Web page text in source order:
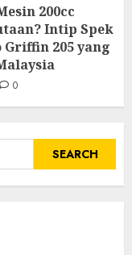
200cc
Intip Spek
Griffin 205 yang
0